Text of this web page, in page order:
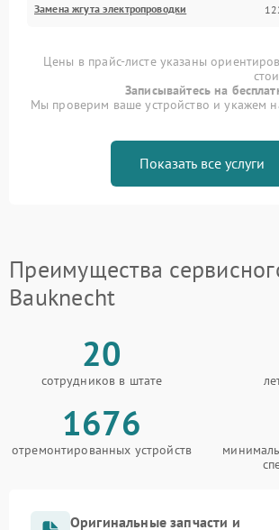
Замена жгута электропроводки
Цены в прайс-листе указаны
Записывайтесь на
Мы проверим ваше устройство и укажем
Показать все услуги
Преимущества
Bauknecht
20
сотрудников в штате
1676
отремонтированных устройств
Оригинальные запчасти и